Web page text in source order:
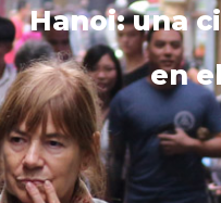
Hanoi: una
en